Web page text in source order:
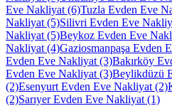
Eve Nakliyat (6)Tuzla Evden Eve
Nakliyat (5)Silivri Evden Eve
Nakliyat (5)Beykoz Evden Eve
Nakliyat (4)Gaziosmanpaşa Evden
Evden Eve Nakliyat (3)Bakırköy
Evden Eve Nakliyat (3)Beylikdüzü
(2)Esenyurt Evden Eve Nakliyat (2)
(2)Sarıyer Evden Eve Nakliyat (1)